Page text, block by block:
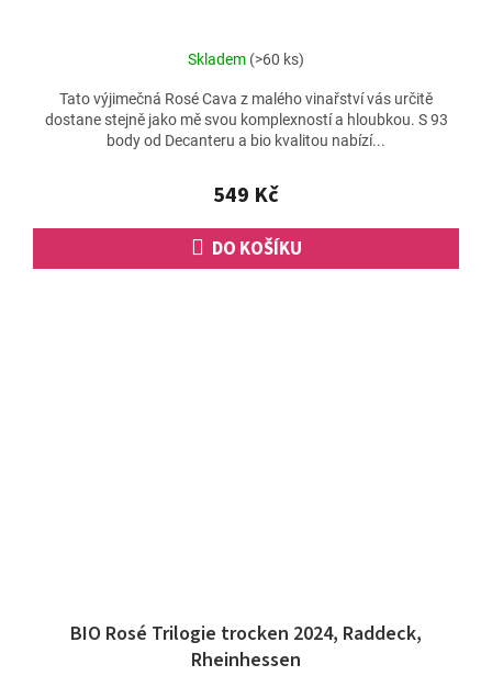
Skladem (>60 ks)
549 Kč
DO KOŠÍKU
Tato výjimečná Rosé Cava z malého vinařství vás určitě
dostane stejně jako mě svou komplexností a hloubkou. S 93
body od Decanteru a bio kvalitou nabízí...
BIO Rosé Trilogie trocken 2024, Raddeck,
Rheinhessen